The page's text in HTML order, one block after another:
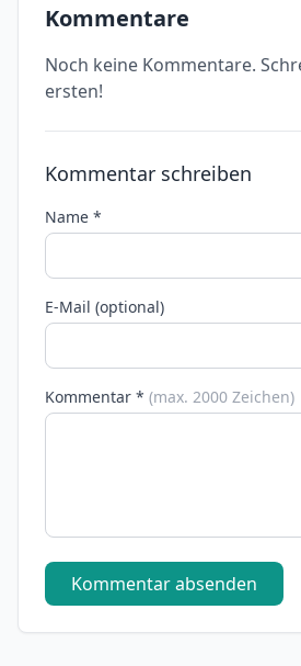
Kommentare
Noch keine Kommentare.
ersten!
Kommentar schreiben
Name *
E-Mail (optional)
Kommentar * (max. 2000 Zeichen)
Kommentar absenden